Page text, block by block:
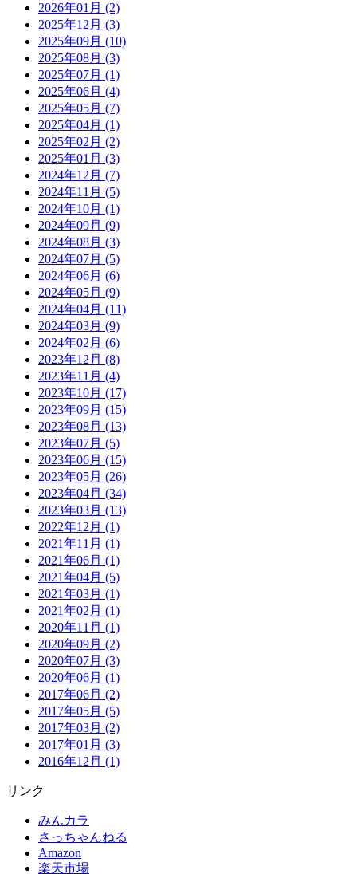
2026年01月 (2)
2025年12月 (3)
2025年09月 (10)
2025年08月 (3)
2025年07月 (1)
2025年06月 (4)
2025年05月 (7)
2025年04月 (1)
2025年02月 (2)
2025年01月 (3)
2024年12月 (7)
2024年11月 (5)
2024年10月 (1)
2024年09月 (9)
2024年08月 (3)
2024年07月 (5)
2024年06月 (6)
2024年05月 (9)
2024年04月 (11)
2024年03月 (9)
2024年02月 (6)
2023年12月 (8)
2023年11月 (4)
2023年10月 (17)
2023年09月 (15)
2023年08月 (13)
2023年07月 (5)
2023年06月 (15)
2023年05月 (26)
2023年04月 (34)
2023年03月 (13)
2022年12月 (1)
2021年11月 (1)
2021年06月 (1)
2021年04月 (5)
2021年03月 (1)
2021年02月 (1)
2020年11月 (1)
2020年09月 (2)
2020年07月 (3)
2020年06月 (1)
2017年06月 (2)
2017年05月 (5)
2017年03月 (2)
2017年01月 (3)
2016年12月 (1)
リンク
みんカラ
さっちゃんねる
Amazon
楽天市場